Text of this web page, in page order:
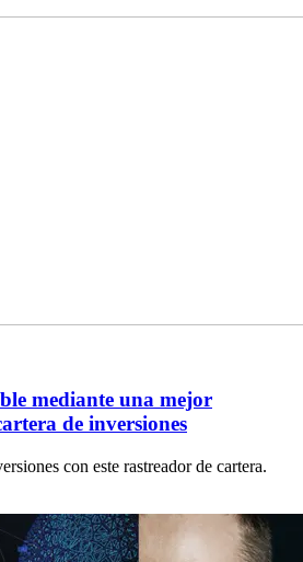
mediante una mejor
de inversiones
con este rastreador de cartera.